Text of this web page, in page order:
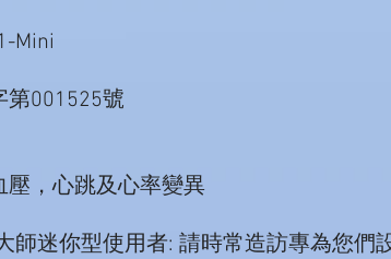
Mini
第001525號
壓，心跳及心率變異
師迷你型使用者: 請時常造訪專為您們